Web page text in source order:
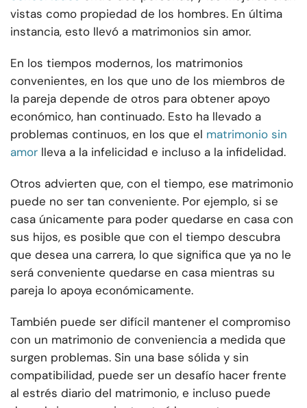
vistas como propiedad de los hombres. En última
instancia, esto llevó a matrimonios sin amor.
En los tiempos modernos, los matrimonios
convenientes, en los que uno de los miembros de
la pareja depende de otros para obtener apoyo
económico, han continuado. Esto ha llevado a
problemas continuos, en los que el matrimonio sin
amor lleva a la infelicidad e incluso a la infidelidad.
Otros advierten que, con el tiempo, ese matrimonio
puede no ser tan conveniente. Por ejemplo, si se
casa únicamente para poder quedarse en casa con
sus hijos, es posible que con el tiempo descubra
que desea una carrera, lo que significa que ya no le
será conveniente quedarse en casa mientras su
pareja lo apoya económicamente.
También puede ser difícil mantener el compromiso
con un matrimonio de conveniencia a medida que
surgen problemas. Sin una base sólida y sin
compatibilidad, puede ser un desafío hacer frente
al estrés diario del matrimonio, e incluso puede